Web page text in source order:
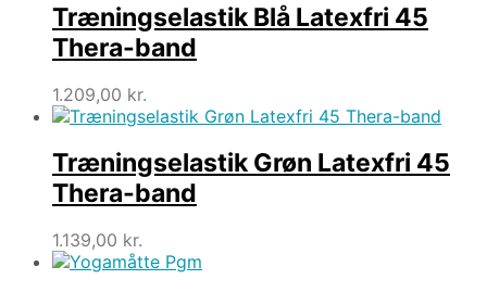
Træningselastik Blå Latexfri 45
Thera-band
1.209,00 kr.
Træningselastik Grøn Latexfri 45
Thera-band
1.139,00 kr.